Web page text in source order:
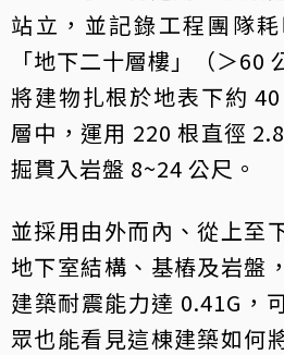
站立，並記錄工程團隊
「地下二十層樓」（＞60
將建物扎根於地表下約
層中，運用 220 根直徑
掘貫入岩盤 8~24 公尺。
並採用由外而內、從上至
地下室結構、基樁及岩盤
建築耐震能力達 0.41G，
眾也能看見這棟建築如何